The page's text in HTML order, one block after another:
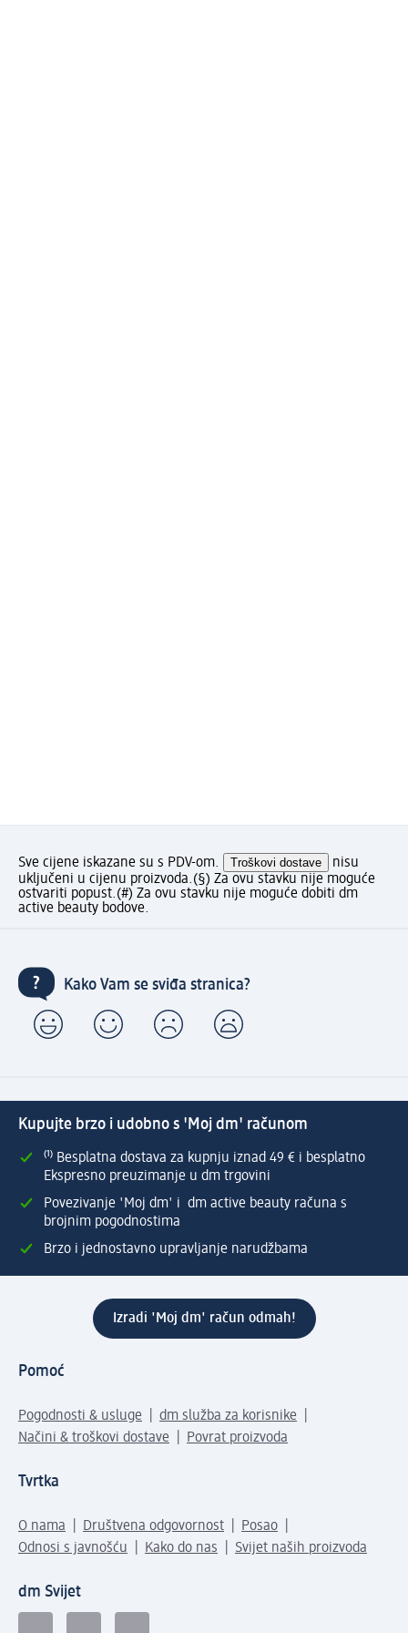
Sve cijene iskazane su s PDV-om. Troškovi dostave
nisu
uključeni u cijenu proizvoda.(§) Za ovu stavku nije moguće
ostvariti popust.(#) Za ovu stavku nije moguće dobiti dm
active beauty bodove.
Kako Vam se sviđa stranica?
Kupujte brzo i udobno s 'Moj dm' računom
⁽¹⁾ Besplatna dostava za kupnju iznad 49 € i besplatno
Ekspresno preuzimanje u dm trgovini
Povezivanje 'Moj dm' i dm active beauty računa s
brojnim pogodnostima
Brzo i jednostavno upravljanje narudžbama
Izradi 'Moj dm' račun odmah!
Pomoć
Pogodnosti & usluge
dm služba za korisnike
Načini & troškovi dostave
Povrat proizvoda
Tvrtka
O nama Društvena odgovornost
Posao
Odnosi s javnošću
Kako do nas Svijet naših proizvoda
dm Svijet